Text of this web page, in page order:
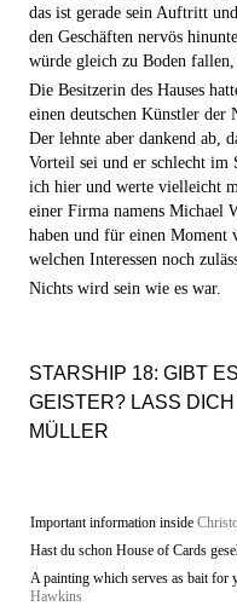
das ist gerade sein Auftritt
den Geschäften nervös
würde gleich zu Boden fallen,
Die Besitzerin des Hauses
einen deutschen Künstler der
Der lehnte aber dankend ab,
Vorteil sei und er schlecht im
ich hier und werte vielleicht
einer Firma namens Michael
haben und für einen Moment
welchen Interessen noch
Nichts wird sein wie es war.
STARSHIP 18: GIBT
GEISTER? LASS
MÜLLER
Important information inside
Hast du schon House of Cards
A painting which serves as bait for
Hawkins